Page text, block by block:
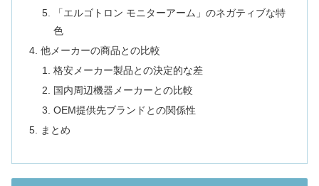
「エルゴトロン モニターアーム」のネガティブな特
色
他メーカーの商品との比較
格安メーカー製品との決定的な差
国内周辺機器メーカーとの比較
OEM提供先ブランドとの関係性
まとめ